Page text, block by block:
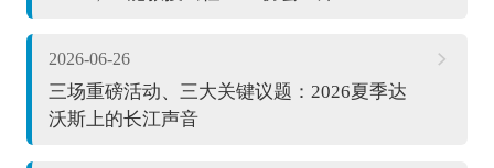
2026-06-26
三场重磅活动、三大关键议题：2026夏季达
沃斯上的长江声音